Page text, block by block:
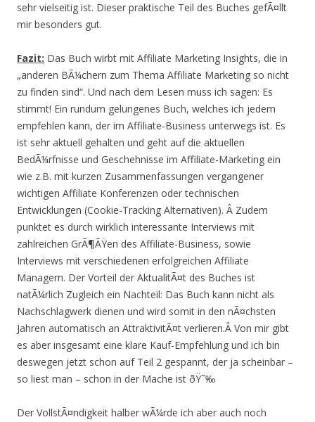
sehr vielseitig ist. Dieser praktische Teil des Buches gefÃ¤llt
mir besonders gut.
Fazit: Das Buch wirbt mit Affiliate Marketing Insights, die in
„anderen BÃ¼chern zum Thema Affiliate Marketing so nicht
zu finden sind“. Und nach dem Lesen muss ich sagen: Es
stimmt! Ein rundum gelungenes Buch, welches ich jedem
empfehlen kann, der im Affiliate-Business unterwegs ist. Es
ist sehr aktuell gehalten und geht auf die aktuellen
BedÃ¼rfnisse und Geschehnisse im Affiliate-Marketing ein
wie z.B. mit kurzen Zusammenfassungen vergangener
wichtigen Affiliate Konferenzen oder technischen
Entwicklungen (Cookie-Tracking Alternativen). Â Zudem
punktet es durch wirklich interessante Interviews mit
zahlreichen GrÃ¶ÃŸen des Affiliate-Business, sowie
Interviews mit verschiedenen erfolgreichen Affiliate
Managern. Der Vorteil der AktualitÃ¤t des Buches ist
natÃ¼rlich Zugleich ein Nachteil: Das Buch kann nicht als
Nachschlagwerk dienen und wird somit in den nÃ¤chsten
Jahren automatisch an AttraktivitÃ¤t verlieren.Â Von mir gibt
es aber insgesamt eine klare Kauf-Empfehlung und ich bin
deswegen jetzt schon auf Teil 2 gespannt, der ja scheinbar –
so liest man – schon in der Mache ist ðŸ˜‰
Der VollstÃ¤ndigkeit halber wÃ¼rde ich aber auch noch